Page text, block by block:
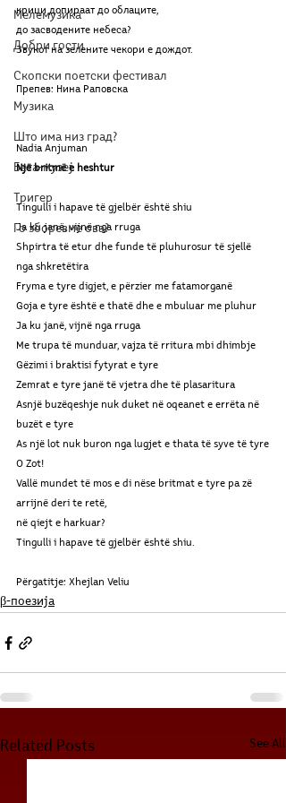
Мелемузика
Добри гости
Скопски поетски фестивал
Музика
Што има низ град?
Бета-музеј
Тригер
Го зборевме ова?
крици допираат до облаците,
до засводените небеса?
Звукот на зелените чекори е дождот.
Препев: Нина Раповска
Nadia Anjuman
Një britmë e heshtur
Tingulli i hapave të gjelbër është shiu
Ja ku janë, vijnë nga rruga
Shpirtra të etur dhe funde të pluhurosur të sjellë
nga shkretëtira
Fryma e tyre digjet, e përzier me fatamorganë
Goja e tyre është e thatë dhe e mbuluar me pluhur
Ja ku janë, vijnë nga rruga
Me trupa të munduar, vajza të rritura mbi dhimbje
Gëzimi i braktisi fytyrat e tyre
Zemrat e tyre janë të vjetra dhe të plasaritura
Asnjë buzëqeshje nuk duket në oqeanet e errëta në
buzët e tyre
As një lot nuk buron nga lugjet e thata të syve të tyre
O Zot!
Vallë mundet të mos e di nëse britmat e tyre pa zë
arrijnë deri te retë,
në qiejt e harkuar?
Tingulli i hapave të gjelbër është shiu.
Përgatitje: Xhejlan Veliu
β-поезија
Related Posts See All